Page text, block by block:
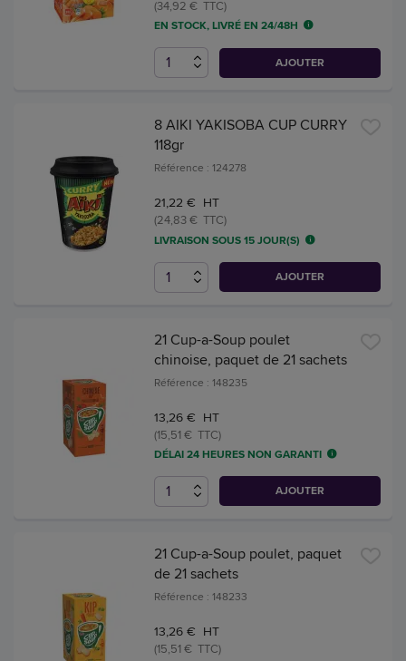
(34,92 € TTC)
EN STOCK, LIVRÉ EN 24/48H
AJOUTER
8 AIKI YAKISOBA CUP CURRY
118gr
Référence : 124278
21,22 € HT
(24,83 € TTC)
LIVRAISON SOUS 15 JOUR(S)
AJOUTER
21 Cup-a-Soup poulet
chinoise, paquet de 21 sachets
Référence : 148235
13,26 € HT
(15,51 € TTC)
DÉLAI 24 HEURES NON GARANTI
AJOUTER
21 Cup-a-Soup poulet, paquet
de 21 sachets
Référence : 148233
13,26 € HT
(15,51 € TTC)